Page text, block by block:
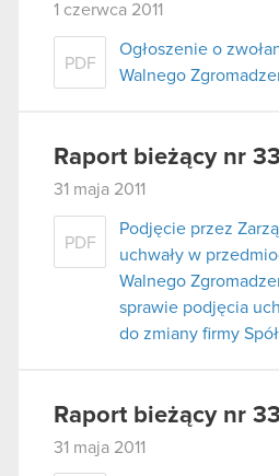
1 czerwca 2011
PDF
Ogłoszenie o
Walnego
Raport bieżący nr
31 maja 2011
PDF
Podjęcie przez
uchwały w
Walnego
sprawie podjęcia
do zmiany firmy
Raport bieżący nr
31 maja 2011